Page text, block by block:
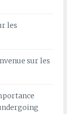
les
sur les